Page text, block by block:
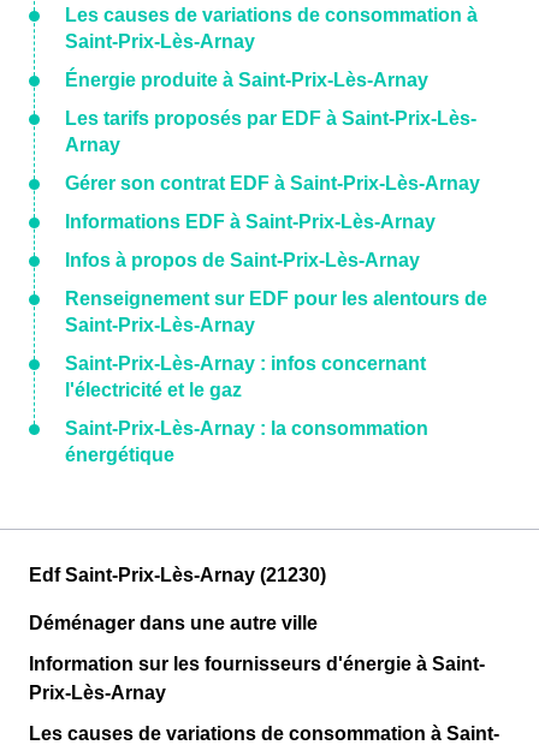
Les causes de variations de consommation à
Saint-Prix-Lès-Arnay
Énergie produite à Saint-Prix-Lès-Arnay
Les tarifs proposés par EDF à Saint-Prix-Lès-
Arnay
Gérer son contrat EDF à Saint-Prix-Lès-Arnay
Informations EDF à Saint-Prix-Lès-Arnay
Infos à propos de Saint-Prix-Lès-Arnay
Renseignement sur EDF pour les alentours de
Saint-Prix-Lès-Arnay
Saint-Prix-Lès-Arnay : infos concernant
l'électricité et le gaz
Saint-Prix-Lès-Arnay : la consommation
énergétique
Edf Saint-Prix-Lès-Arnay (21230)
Déménager dans une autre ville
Information sur les fournisseurs d'énergie à Saint-
Prix-Lès-Arnay
Les causes de variations de consommation à Saint-